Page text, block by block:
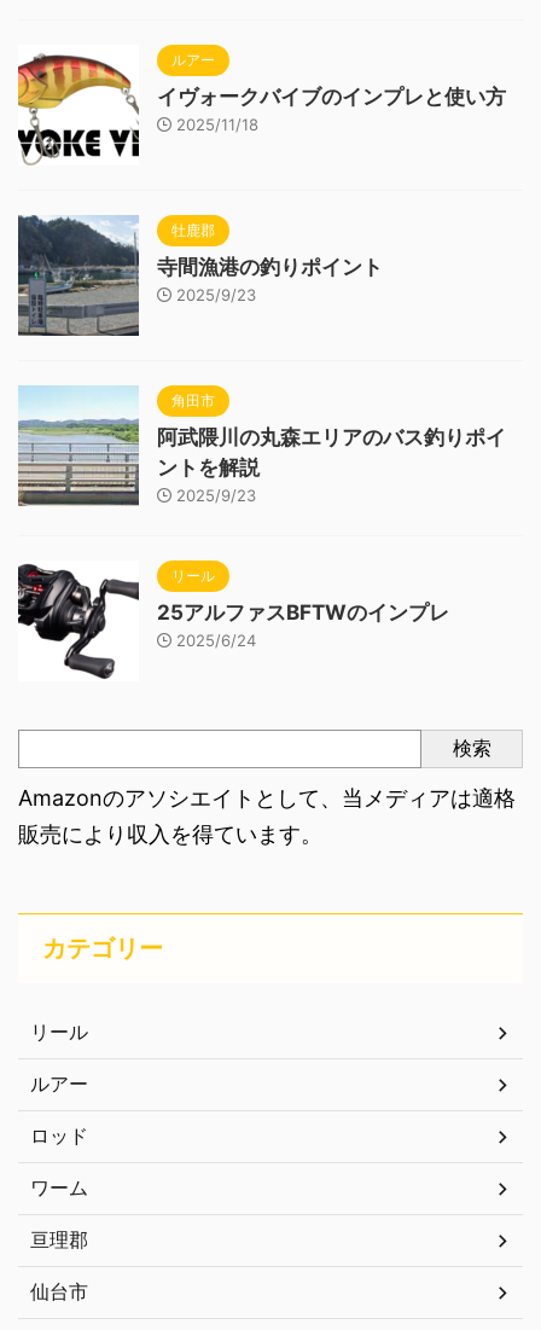
ルアー
イヴォークバイブのインプレと使い方
2025/11/18
牡鹿郡
寺間漁港の釣りポイント
2025/9/23
角田市
阿武隈川の丸森エリアのバス釣りポイ
ントを解説
2025/9/23
リール
25アルファスBFTWのインプレ
2025/6/24
検索
Amazonのアソシエイトとして、当メディアは適格
販売により収入を得ています。
カテゴリー
リール
ルアー
ロッド
ワーム
亘理郡
仙台市